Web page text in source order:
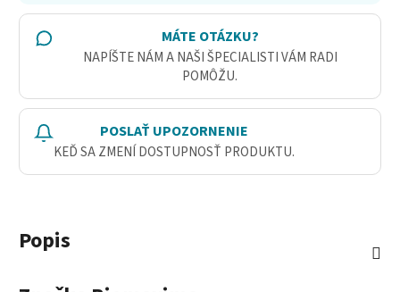
MÁTE OTÁZKU?
NAPÍŠTE NÁM A NAŠI ŠPECIALISTI VÁM RADI
POMÔŽU.
POSLAŤ UPOZORNENIE
KEĎ SA ZMENÍ DOSTUPNOSŤ PRODUKTU.
Popis